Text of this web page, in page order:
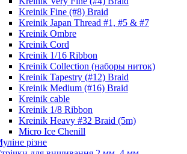
Kreinik Fine (#8) Braid
Kreinik Japan Thread #1, #5 & #7
Kreinik Ombre
Kreinik Cord
Kreinik 1/16 Ribbon
Kreinik Collection (наборы ниток)
Kreinik Tapestry (#12) Braid
Kreinik Medium (#16) Braid
Kreinik cable
Kreinik 1/8 Ribbon
Kreinik Heavy #32 Braid (5m)
Micro Ice Chenill
різне